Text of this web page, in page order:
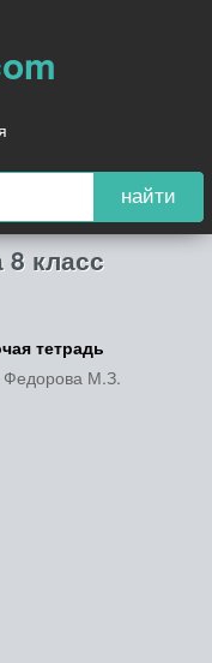
найти
8 класс
тетрадь
М.З.